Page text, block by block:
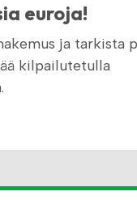
euroja!
ja tarkista
kilpailutetulla